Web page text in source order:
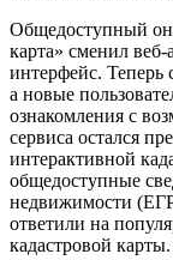
Общедоступный
карта» сменил
интерфейс. Теперь
а новые
ознакомления с
сервиса остался
интерактивной
общедоступные
недвижимости
ответили на
кадастровой карты.